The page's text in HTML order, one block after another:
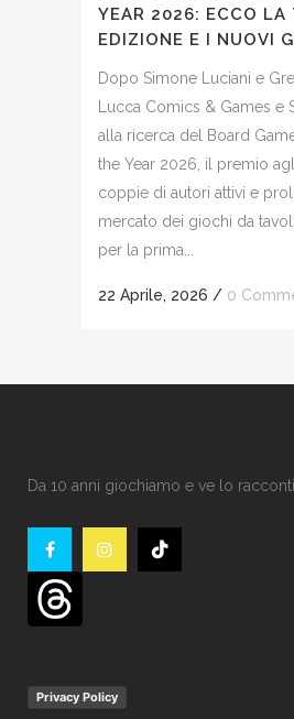
YEAR 2026: ECCO LA
EDIZIONE E I NUOVI
Dopo Simone Luciani e
Lucca Comics & Games e
alla ricerca del Board
the Year 2026, il premio
coppie di autori attivi e
mercato dei giochi da
per la prima...
22 Aprile, 2026 / 0
Da 10 anni giochiamo e ve lo
Privacy Policy